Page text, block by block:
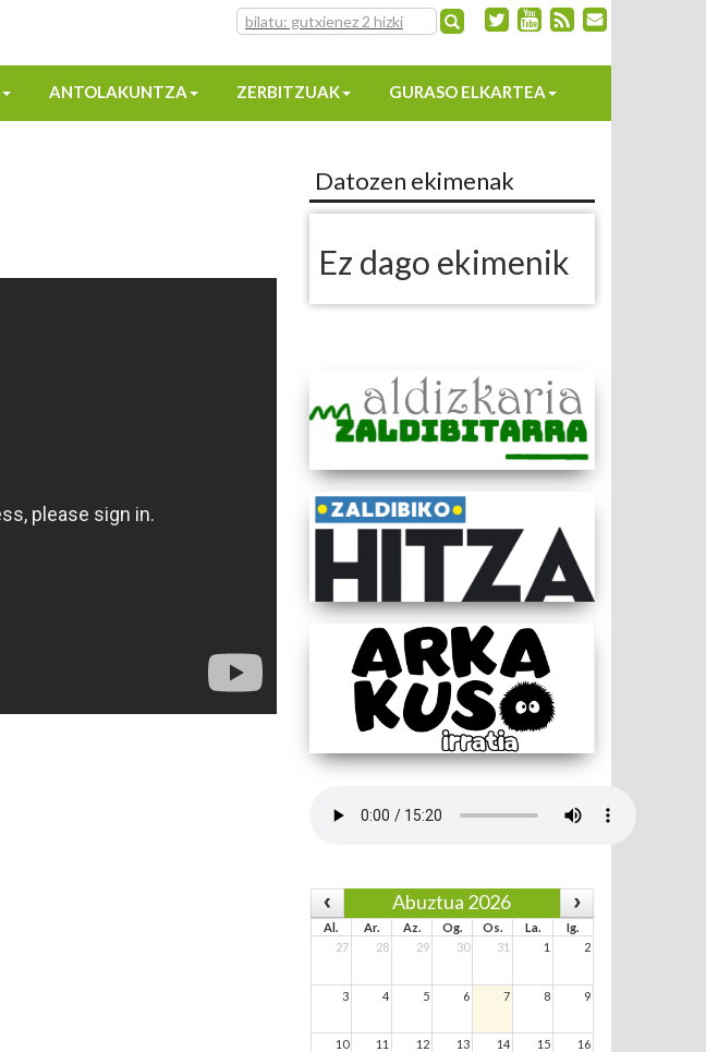
ANTOLAKUNTZA ZERBITZUAK GURASO ELKARTEA
Datozen ekimenak
Ez dago ekimenik
Abuztua 2026
Al. Ar. Az. Og. Os. La.
Ig.
27
28 29 30 31 1 2
3 4 5 6 7 8 9
10 11 12 13 14 15 16